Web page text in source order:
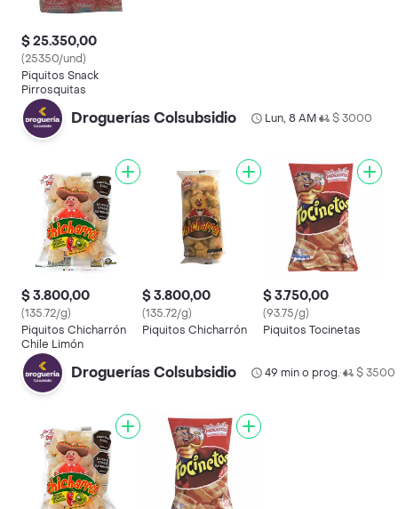
$ 25.350,00
(25350/und)
Piquitos Snack
Pirrosquitas
Droguerías Colsubsidio Lun, 8 AM• $ 3000
$ 3.800,00
(135.72/g)
Piquitos Chicharrón
Chile Limón
$ 3.800,00
(135.72/g)
Piquitos Chicharrón
$ 3.750,00
(93.75/g)
Piquitos Tocinetas
Droguerías Colsubsidio 49 min o prog.• $ 3500